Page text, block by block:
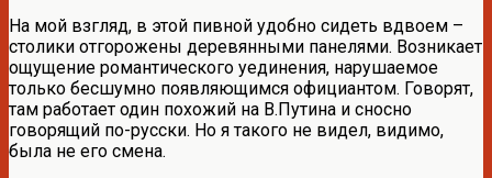
На мой взгляд, в этой пивной удобно сидеть вдвоем –
столики отгорожены деревянными панелями. Возникает
ощущение романтического уединения, нарушаемое
только бесшумно появляющимся официантом. Говорят,
там работает один похожий на В.Путина и сносно
говорящий по-русски. Но я такого не видел, видимо,
была не его смена.